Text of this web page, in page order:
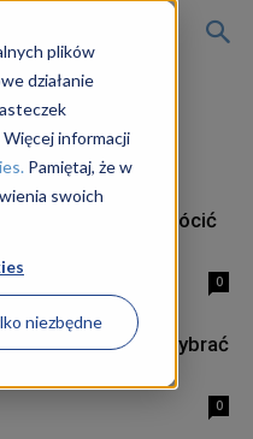
plików
działanie
informacji
Pamiętaj, że w
swoich
niezbędne
w klubie dziecięcym
w klubie
żłobku. Na co zwrócić
0
w żłobku. Jak wybrać
0